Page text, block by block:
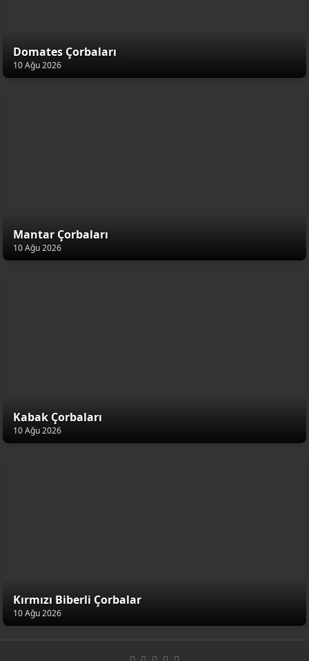
Domates Çorbaları
10 Ağu 2026
Mantar Çorbaları
10 Ağu 2026
Kabak Çorbaları
10 Ağu 2026
Kırmızı Biberli Çorbalar
10 Ağu 2026